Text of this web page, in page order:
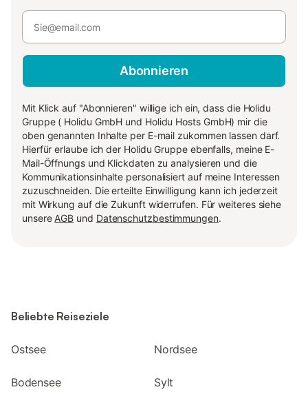
Abonnieren
Mit Klick auf "Abonnieren" willige ich ein, dass die Holidu
Gruppe ( Holidu GmbH und Holidu Hosts GmbH) mir die
oben genannten Inhalte per E-mail zukommen lassen darf.
Hierfür erlaube ich der Holidu Gruppe ebenfalls, meine E-
Mail-Öffnungs und Klickdaten zu analysieren und die
Kommunikationsinhalte personalisiert auf meine Interessen
zuzuschneiden. Die erteilte Einwilligung kann ich jederzeit
mit Wirkung auf die Zukunft widerrufen. Für weiteres siehe
unsereAGB und Datenschutzbestimmungen.
Beliebte Reiseziele
Ostsee Nordsee
Bodensee Sylt